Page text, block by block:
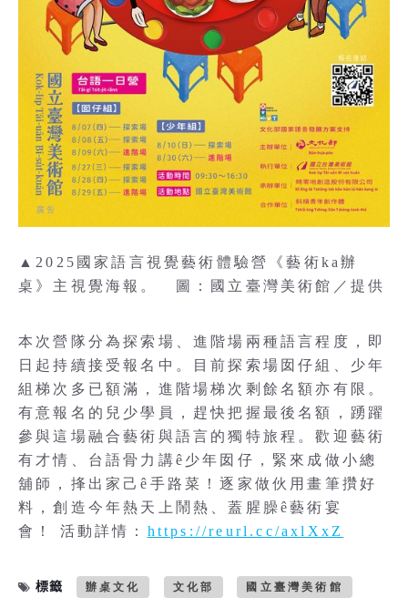
▲2025國家語言視覺藝術體驗營《藝術ka辦
桌》主視覺海報。 圖：國立臺灣美術館／提供
本次營隊分為探索場、進階場兩種語言程度，即
日起持續接受報名中。目前探索場囡仔組、少年
組梯次多已額滿，進階場梯次剩餘名額亦有限。
有意報名的兒少學員，趕快把握最後名額，踴躍
參與這場融合藝術與語言的獨特旅程。歡迎藝術
有才情、台語骨力講ê少年囡仔，緊來成做小總
舖師，捀出家己ê手路菜！逐家做伙用畫筆攢好
料，創造今年熱天上鬧熱、蓋腥臊ê藝術宴
會！ 活動詳情： https://reurl.cc/axlXxZ
標籤 辦桌文化 文化部 國立臺灣美術館